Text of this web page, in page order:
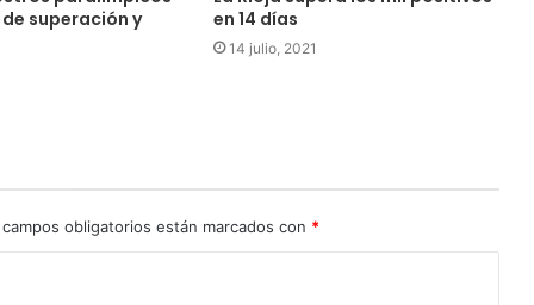
superación y
en 14 días
14 julio, 2021
obligatorios están marcados con *